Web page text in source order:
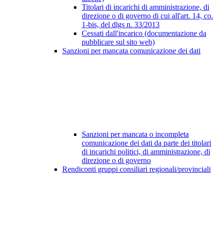
Titolari di incarichi di amministrazione, di
direzione o di governo di cui all'art. 14, co.
1-bis, del dlgs n. 33/2013
Cessati dall'incarico (documentazione da
pubblicare sul sito web)
Sanzioni per mancata comunicazione dei dati
Sanzioni per mancata o incompleta
comunicazione dei dati da parte dei titolari
di incarichi politici, di amministrazione, di
direzione o di governo
Rendiconti gruppi consiliari regionali/provinciali